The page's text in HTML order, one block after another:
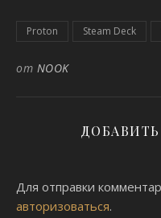
Proton Steam Deck
от NOOK
Для отправки
авторизоваться.